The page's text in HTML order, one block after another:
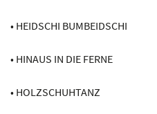
• HEIDSCHI BUMBEIDSCHI
• HINAUS IN DIE FERNE
• HOLZSCHUHTANZ